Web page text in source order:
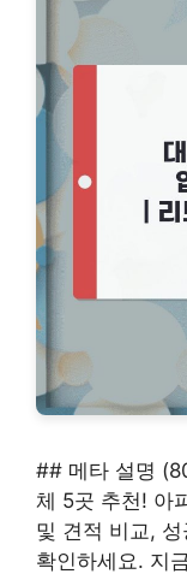
## 메타 설명
체 5곳 추천! 아
및 견적 비교,
확인하세요. 지